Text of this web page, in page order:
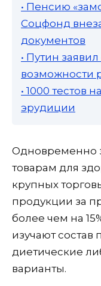
• Пенсию
Соцфонд
документов
• Путин
возможности
• 1000 тестов
эрудиции
Одновременно
товарам для
крупных
продукции за
более чем на
изучают
диетические
варианты.